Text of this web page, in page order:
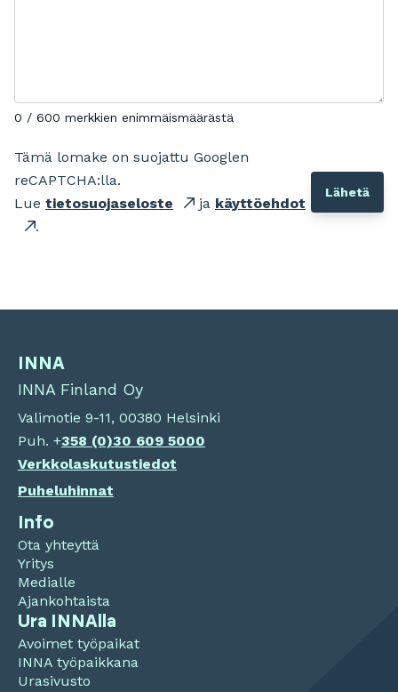
0 / 600 merkkien enimmäismäärästä
Tämä lomake on suojattu Googlen
reCAPTCHA:lla.
Lue tietosuojaseloste ja käyttöehdot
.
INNA
INNA Finland Oy
Valimotie 9-11, 00380 Helsinki
Puh. +358 (0)30 609 5000
Verkkolaskutustiedot
Puheluhinnat
Info
Ota yhteyttä
Yritys
Medialle
Ajankohtaista
Ura INNAlla
Avoimet työpaikat
INNA työpaikkana
Urasivusto